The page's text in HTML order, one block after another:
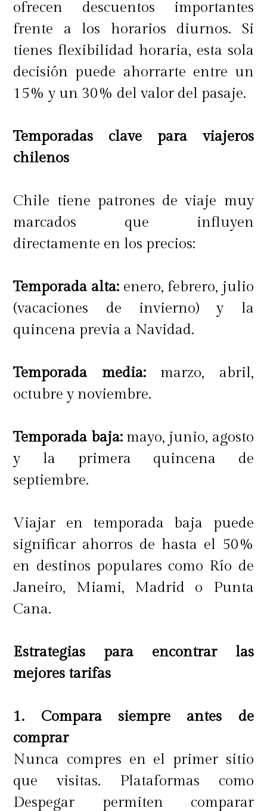
ofrecen descuentos importantes
frente a los horarios diurnos. Si
tienes flexibilidad horaria, esta sola
decisión puede ahorrarte entre un
15% y un 30% del valor del pasaje.
Temporadas clave para viajeros
chilenos
Chile tiene patrones de viaje muy
marcados que influyen
directamente en los precios:
Temporada alta:enero, febrero, julio
(vacaciones de invierno) y la
quincena previa a Navidad.
Temporada media:marzo, abril,
octubre y noviembre.
Temporada baja:mayo, junio, agosto
y la primera quincena de
septiembre.
Viajar en temporada baja puede
significar ahorros de hasta el 50%
en destinos populares como Río de
Janeiro, Miami, Madrid o Punta
Cana.
Estrategias para encontrar las
mejores tarifas
1. Compara siempre antes de
comprar
Nunca compres en el primer sitio
que visitas. Plataformas como
Despegar permiten comparar